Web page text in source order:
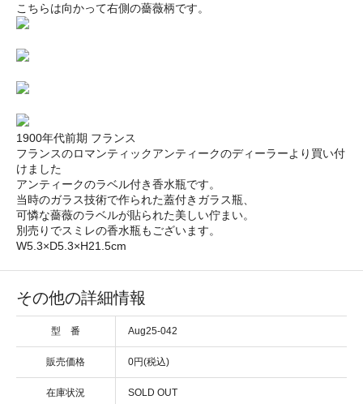
こちらは向かって右側の薔薇柄です。
1900年代前期 フランス
フランスのロマンティックアンティークのディーラーより買い付
けました
アンティークのラベル付き香水瓶です。
当時のガラス技術で作られた蓋付きガラス瓶、
可憐な薔薇のラベルが貼られた美しい佇まい。
別売りでスミレの香水瓶もございます。
W5.3×D5.3×H21.5cm
その他の詳細情報
型 番 Aug25-042
販売価格 0円(税込)
在庫状況 SOLD OUT